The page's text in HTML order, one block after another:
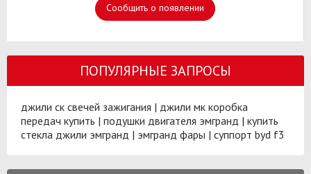
Сообщить о появлении
ПОПУЛЯРНЫЕ ЗАПРОСЫ
джили ск свечей зажигания | джили мк коробка
передач купить | подушки двигателя эмгранд | купить
стекла джили эмгранд | эмгранд фары | суппорт byd f3